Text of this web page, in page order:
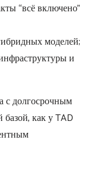
“всё включено”
моделей;
и
с долгосрочным
как у TAD